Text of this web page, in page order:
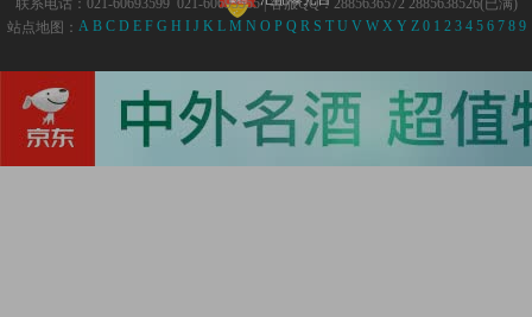
联系电话：021-60693599 021-60693555 | 客服QQ：2885636572 2885638526(已满)
站点地图： A B C D E F G H I J K L M N O P Q R S T U V W X Y Z 0 1 2 3 4 5 6 7 8 9